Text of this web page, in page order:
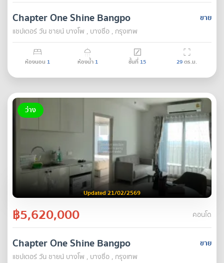
ขาย
Chapter One Shine Bangpo
แชปเตอร์ วัน ชายน์ บางโพ , บางซื่อ , กรุงเทพ
ห้องนอน 1 ห้องน้ำ 1 ชั้นที่ 15 29ตร.ม.
ว่าง
Updated 21/02/2569
฿5,620,000 คอนโด
ขาย
Chapter One Shine Bangpo
แชปเตอร์ วัน ชายน์ บางโพ , บางซื่อ , กรุงเทพ